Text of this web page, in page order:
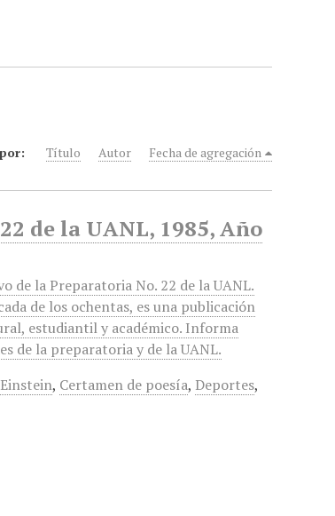
Título Autor Fecha de agregación
de la UANL, 1985, Año
de la Preparatoria No. 22 de la UANL.
de los ochentas, es una publicación
estudiantil y académico. Informa
de la preparatoria y de la UANL.
, Certamen de poesía, Deportes,